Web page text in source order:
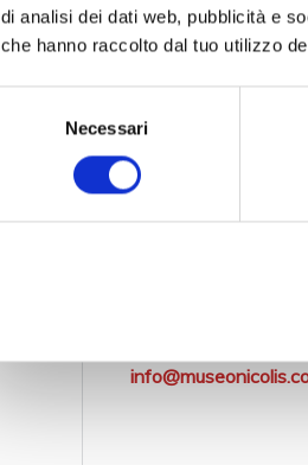
di analisi dei dati web, pubblicità e
che hanno raccolto dal tuo utilizzo
Necessari
Per informazioni